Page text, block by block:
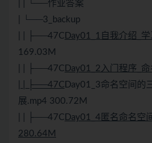
| | └──作业答案
| └──3_backup
| | ├──47C Day01_1自我介绍_
169.03M
| | ├──47C Day01_2入门程序_
| | ├──47C Day01_3命名空间的
展.mp4 300.72M
| | ├──47C Day01_4匿名命名空
280.64M